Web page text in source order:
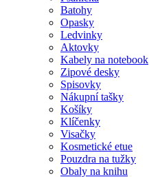
Batohy
Opasky
Ledvinky
Aktovky
Kabely na notebook
Zipové desky
Spisovky
Nákupní tašky
Košíky
Klíčenky
Visačky
Kosmetické etue
Pouzdra na tužky
Obaly na knihu